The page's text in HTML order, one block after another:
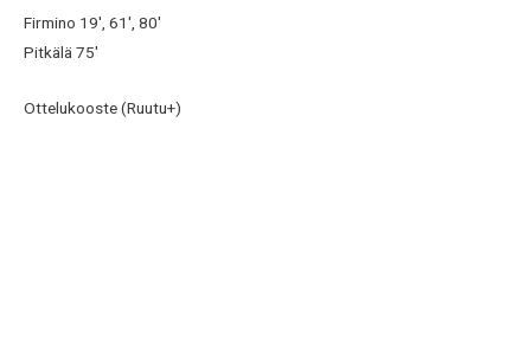
Firmino 19′, 61′, 80′
Pitkälä 75′
Ottelukooste (Ruutu+)